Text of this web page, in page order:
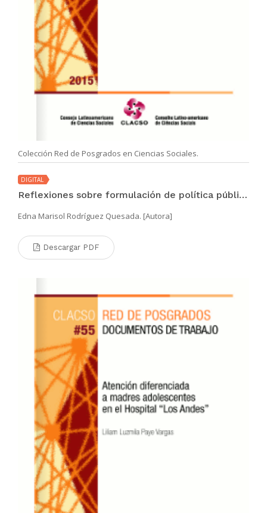
Colección Red de Posgrados en Ciencias Sociales.
DIGITAL
Reflexiones sobre formulación de política pública de infancia y adolescencia en Colombia
Edna Marisol Rodríguez Quesada. [Autora]
Descargar PDF